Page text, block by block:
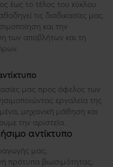
έως το τέλος του κύκλου
τις διαδικασίες μας.
και την
των αποβλήτων και τη
μας προς όφελος των
εργαλεία της
μηχανική μάθηση και
την αριστεία.
αντίκτυπο
μας,
πρότυπα βιωσιμότητας,